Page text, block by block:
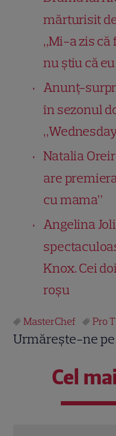
mărturisit
„Mi-a zis
nu știu că
Anunț-
în sezonul
Natalia
are
cu mama”
Angelina
Knox. Cei
roșu
MasterChef Pro
Urmărește-ne pe
Cel